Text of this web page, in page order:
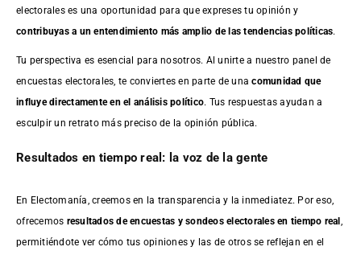
electorales es una oportunidad para que expreses tu opinión y
contribuyas a un entendimiento más amplio de las tendencias políticas.
Tu perspectiva es esencial para nosotros. Al unirte a nuestro panel de
encuestas electorales, te conviertes en parte de unacomunidad que
influye directamente en el análisis político. Tus respuestas ayudan a
esculpir un retrato más preciso de la opinión pública.
Resultados en tiempo real: la voz de la gente
En Electomanía, creemos en la transparencia y la inmediatez. Por eso,
ofrecemos resultados deencuestas y sondeos electorales en tiempo real
permitiéndote ver cómo tus opiniones y las de otros se reflejan en el